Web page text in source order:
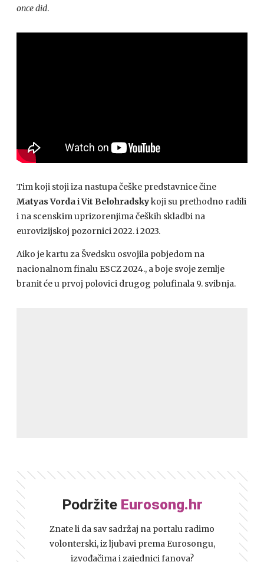
once did.
Tim koji stoji iza nastupa češke predstavnice čine
Matyas Vorda i Vit Belohradskykoji su prethodno radili
i na scenskim uprizorenjima čeških skladbi na
eurovizijskoj pozornici 2022. i 2023.
Aiko je kartu za Švedsku osvojila pobjedom na
nacionalnom finalu ESCZ 2024., a boje svoje zemlje
branit će u prvoj polovici drugog polufinala 9. svibnja.
Podržite Eurosong.hr
Znate li da sav sadržaj na portalu radimo
volonterski, iz ljubavi prema Eurosongu,
izvođačima i zajednici fanova?